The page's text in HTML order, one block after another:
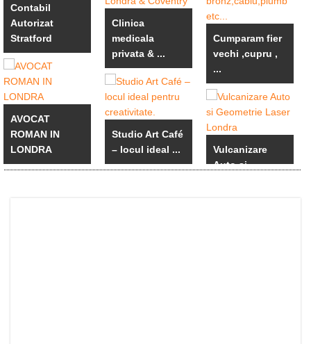
Contabil
Autorizat
Stratford
AVOCAT
ROMAN IN
LONDRA
Clinica
medicala
privata & ...
Studio Art Café
– locul ideal ...
Cumparam fier
vechi ,cupru ,
...
Vulcanizare
Auto si